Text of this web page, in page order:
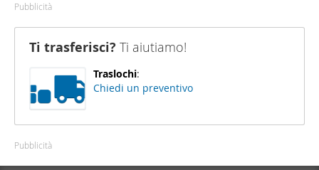
Pubblicità
Ti trasferisci? Ti aiutiamo!
Traslochi:
Chiedi un preventivo
Pubblicità